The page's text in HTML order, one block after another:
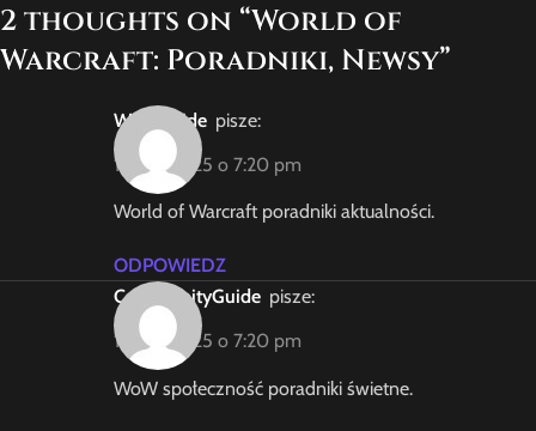
2 thoughts on “World of
Warcraft: Poradniki, Newsy”
WoWGuide pisze:
1 lipca, 2025 o 7:20 pm
World of Warcraft poradniki aktualności.
ODPOWIEDZ
CommunityGuide pisze:
1 lipca, 2025 o 7:20 pm
WoW społeczność poradniki świetne.